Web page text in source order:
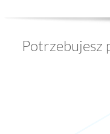
Potrzebujesz